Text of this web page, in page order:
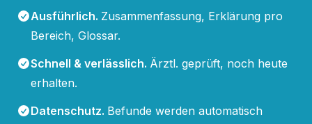
Ausführlich. Zusammenfassung, Erklärung pro
Bereich, Glossar.
Schnell & verlässlich. Ärztl. geprüft, noch heute
erhalten.
Datenschutz. Befunde werden automatisch